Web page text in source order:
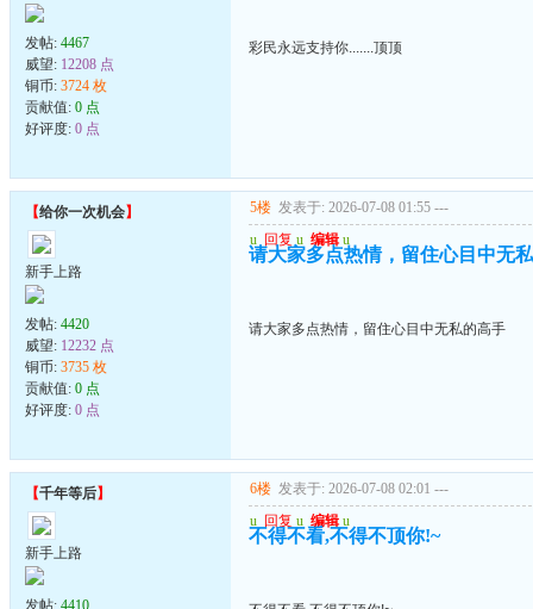
发帖: 4467
威望: 12208 点
铜币: 3724 枚
贡献值: 0 点
好评度: 0 点
彩民永远支持你.......顶顶
【给你一次机会】
新手上路
发帖: 4420
威望: 12232 点
铜币: 3735 枚
贡献值: 0 点
好评度: 0 点
5楼 发表于: 2026-07-08 01:55 ---
u 回复 u 编辑 u
请大家多点热情，留住心目中无
请大家多点热情，留住心目中无私的高手
【千年等后】
新手上路
发帖: 4410
6楼 发表于: 2026-07-08 02:01 ---
u 回复 u 编辑 u
不得不看,不得不顶你!~